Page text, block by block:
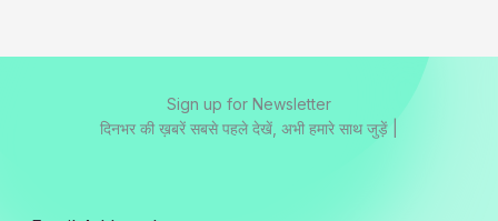
Sign up for Newsletter
दिनभर की ख़बरें सबसे पहले देखें, अभी हमारे साथ जुड़ें |